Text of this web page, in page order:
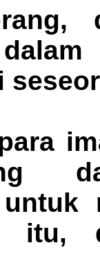
untuk
itu,